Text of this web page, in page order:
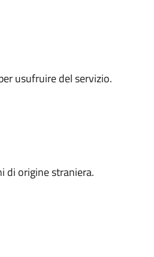
usufruire del servizio.
di origine straniera.